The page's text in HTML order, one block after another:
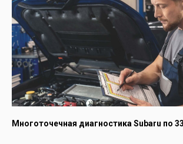
Многоточечная диагностика Subaru по